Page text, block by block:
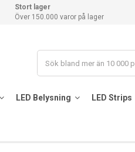
Stort lager
Över 150.000 varor på lager
LED Belysning LED Strips